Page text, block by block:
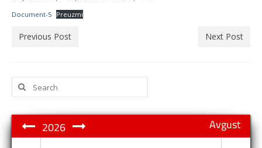
sektoru
Document-5 Preuzmi
Previous Post Next Post
Search
for:
Avgust
2026